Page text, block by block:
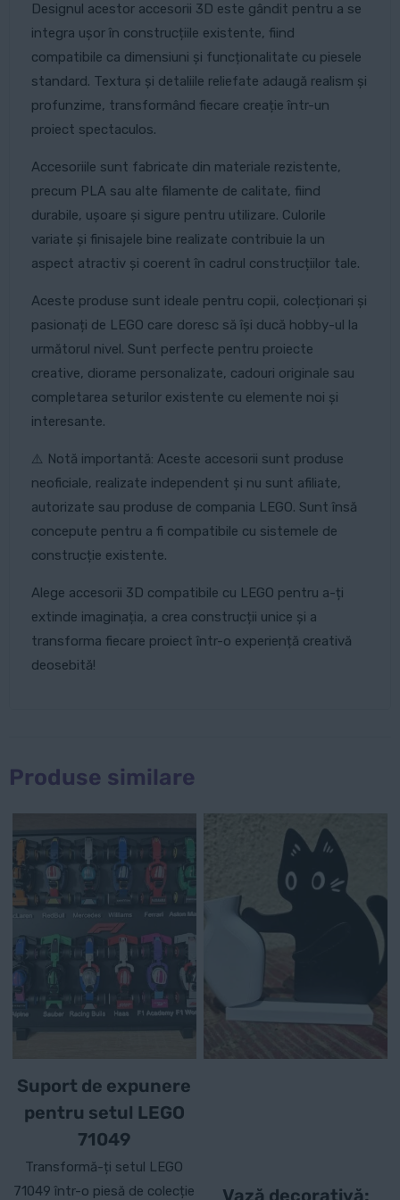
Designul acestor accesorii 3D este gândit pentru a se
integra ușor în construcțiile existente, fiind
compatibile ca dimensiuni și funcționalitate cu piesele
standard. Textura și detaliile reliefate adaugă realism și
profunzime, transformând fiecare creație într-un
proiect spectaculos.
Accesoriile sunt fabricate din materiale rezistente,
precum PLA sau alte filamente de calitate, fiind
durabile, ușoare și sigure pentru utilizare. Culorile
variate și finisajele bine realizate contribuie la un
aspect atractiv și coerent în cadrul construcțiilor tale.
Aceste produse sunt ideale pentru copii, colecționari și
pasionați de LEGO care doresc să își ducă hobby-ul la
următorul nivel. Sunt perfecte pentru proiecte
creative, diorame personalizate, cadouri originale sau
completarea seturilor existente cu elemente noi și
interesante.
⚠️ Notă importantă: Aceste accesorii sunt produse
neoficiale, realizate independent și nu sunt afiliate,
autorizate sau produse de compania LEGO. Sunt însă
concepute pentru a fi compatibile cu sistemele de
construcție existente.
Alege accesorii 3D compatibile cu LEGO pentru a-ți
extinde imaginația, a crea construcții unice și a
transforma fiecare proiect într-o experiență creativă
deosebită!
Produse similare
Suport de expunere
pentru setul LEGO
71049
Transformă-ți setul LEGO
71049 într-o piesă de colecție
Vază decorativă: